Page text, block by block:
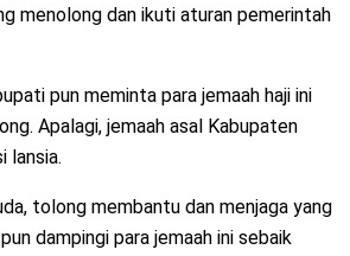
menolong dan ikuti aturan pemerintah
pun meminta para jemaah haji ini
Apalagi, jemaah asal Kabupaten
lansia.
tolong membantu dan menjaga yang
dampingi para jemaah ini sebaik